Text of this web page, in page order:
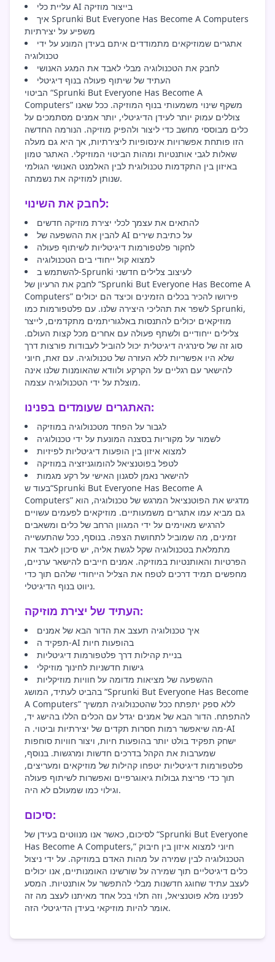
עליית כלי AI בייצור מוזיקה
איך Sprunki But Everyone Has Become A Computers
משפיע על יצירתיות
אתגרים שמוזיקאים מתמודדים איתם בעידן המונע על ידי
טכנולוגיה
לחבק את הטכנולוגיה מבלי לאבד את המגע האנושי
העתיד של שיתוף פעולה בנוף דיגיטלי
הביטוי “Sprunki But Everyone Has Become A
Computers” משקף שינוי משמעותי בנוף המוזיקה. ככל שאנו
צוללים עמוק יותר לעידן הדיגיטלי, יותר אמנים מסתמכים על
כלים מבוססי מחשב כדי ליצור ולהפיק מוזיקה. הנורמה החדשה
הזו פותחת אפשרויות אינסופיות ליצירתיות, אך היא גם מעלה
שאלות לגבי אותנטיות ומהות הביטוי המוזיקלי. האתגר טמון
באיזון בין התקדמות טכנולוגית לבין האלמנט האנושי הגולמי
שנותן למוזיקה את נשמתה.
לחבק את השינוי:
להתאים את עצמך לכלי יצירת מוזיקה חדשים
להבין את ההשפעה של AI על כתיבת שירים
לחקור פלטפורמות דיגיטליות לשיתוף פעולה
למצוא קול ייחודי בים הטכנולוגיה
להשתמש ב-Sprunki לעיצוב צלילים חדשני
לחבק את הרעיון של “Sprunki But Everyone Has Become A
Computers” פירושו להכיר בכלים הזמינים וכיצד הם יכולים
לשפר את תהליכי היצירה שלנו. עם פלטפורמות כמו Sprunki,
מוזיקאים יכולים להתנסות באלגוריתמים מתקדמים, לייצר
צלילים ייחודיים ולשתף פעולה עם אחרים מכל קצות העולם.
סוג זה של סינרגיה דיגיטלית יכול להוביל לעבודות פורצות דרך
שלא היו אפשריות ללא העזרה של טכנולוגיה. עם זאת, חיוני
להישאר עם רגליים על הקרקע ולוודא שהאומנות שלנו אינה
מוצלת על ידי הטכנולוגיה עצמה.
האתגרים שעומדים בפנינו:
לגבור על הפחד מטכנולוגיה במוזיקה
לשמור על מקוריות בסצנה המונעת על ידי טכנולוגיה
למצוא איזון בין הופעות דיגיטליות לפיזיות
לטפל בפוטנציאל להומוגניזציה במוזיקה
להישאר נאמן לסגנון האישי על רקע מגמות
בעוד ש“Sprunki But Everyone Has Become A
Computers” מדגיש את הפוטנציאל המרגש של טכנולוגיה, הוא
גם מביא עמו אתגרים משמעותיים. מוזיקאים לפעמים עשויים
להרגיש מאוימים על ידי המגוון הרחב של כלים ומשאבים
זמינים, מה שמוביל לתחושת הצפה. בנוסף, ככל שהתעשייה
מתמלאת בטכנולוגיה שקל לגשת אליה, יש סיכון לאבד את
הפרטיות והאותנטיות במוזיקה. אמנים חייבים להישאר ערניים,
מחפשים תמיד דרכים לטפח את הצליל הייחודי שלהם תוך כדי
ניווט בנוף הדיגיטלי.
העתיד של יצירת מוזיקה:
איך טכנולוגיה תעצב את הדור הבא של אמנים
תפקיד ה-AI בהופעות חיות
בניית קהילות דרך פלטפורמות דיגיטליות
גישות חדשניות לחינוך מוזיקלי
ההשפעה של מציאות מדומה על חוויות מוזיקליות
בהביט לעתיד, המושג “Sprunki But Everyone Has Become
A Computers” ללא ספק יתפתח ככל שהטכנולוגיה תמשיך
להתפתח. הדור הבא של אמנים יגדל עם הכלים הללו בהישג יד,
מה שיאפשר רמות חסרות תקדים של יצירתיות וביטוי. ה-AI
ישחק תפקיד בולט יותר בהופעות חיות, ויצור חוויות סוחפות
שמערבות את הקהל בדרכים חדשות ומרגשות. בנוסף,
פלטפורמות דיגיטליות יטפחו קהילות של מוזיקאים ומעריצים,
תוך כדי פריצת גבולות גיאוגרפיים ואפשרות לשיתוף פעולה
וגילוי כמו שמעולם לא היה.
סיכום:
לסיכום, כאשר אנו מנווטים בעידן של “Sprunki But Everyone
Has Become A Computers,” חיוני למצוא איזון בין חיבוק
הטכנולוגיה לבין שמירה על מהות האדם במוזיקה. על ידי ניצול
כלים דיגיטליים תוך שמירה על שורשינו האומנותיים, אנו יכולים
לעצב עתיד שחוגג חדשנות מבלי להתפשר על אותנטיות. המסע
לפנינו מלא פוטנציאל, וזה תלוי בכל אחד מאיתנו לעצב מה זה
אומר להיות מוזיקאי בעידן הדיגיטלי הזה.